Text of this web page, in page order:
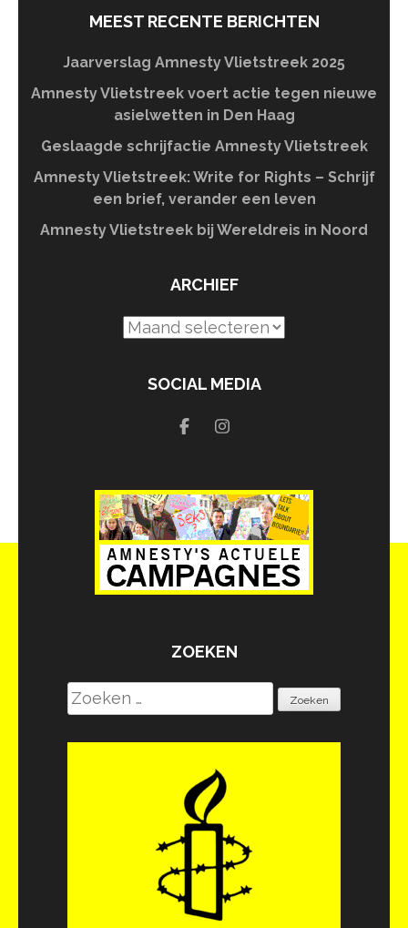
MEEST RECENTE BERICHTEN
Jaarverslag Amnesty Vlietstreek 2025
Amnesty Vlietstreek voert actie tegen nieuwe
asielwetten in Den Haag
Geslaagde schrijfactie Amnesty Vlietstreek
Amnesty Vlietstreek: Write for Rights – Schrijf
een brief, verander een leven
Amnesty Vlietstreek bij Wereldreis in Noord
ARCHIEF
Archief
SOCIAL MEDIA
ZOEKEN
Zoeken
naar: